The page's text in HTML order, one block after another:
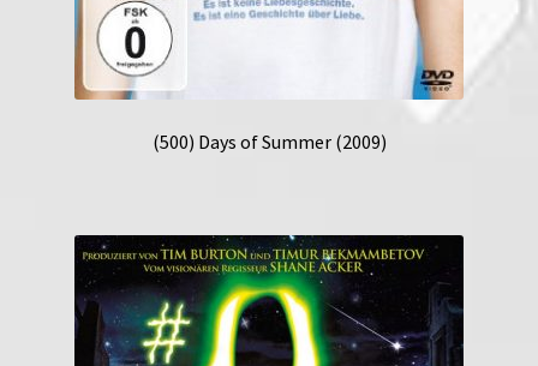
(500) Days of Summer (2009)